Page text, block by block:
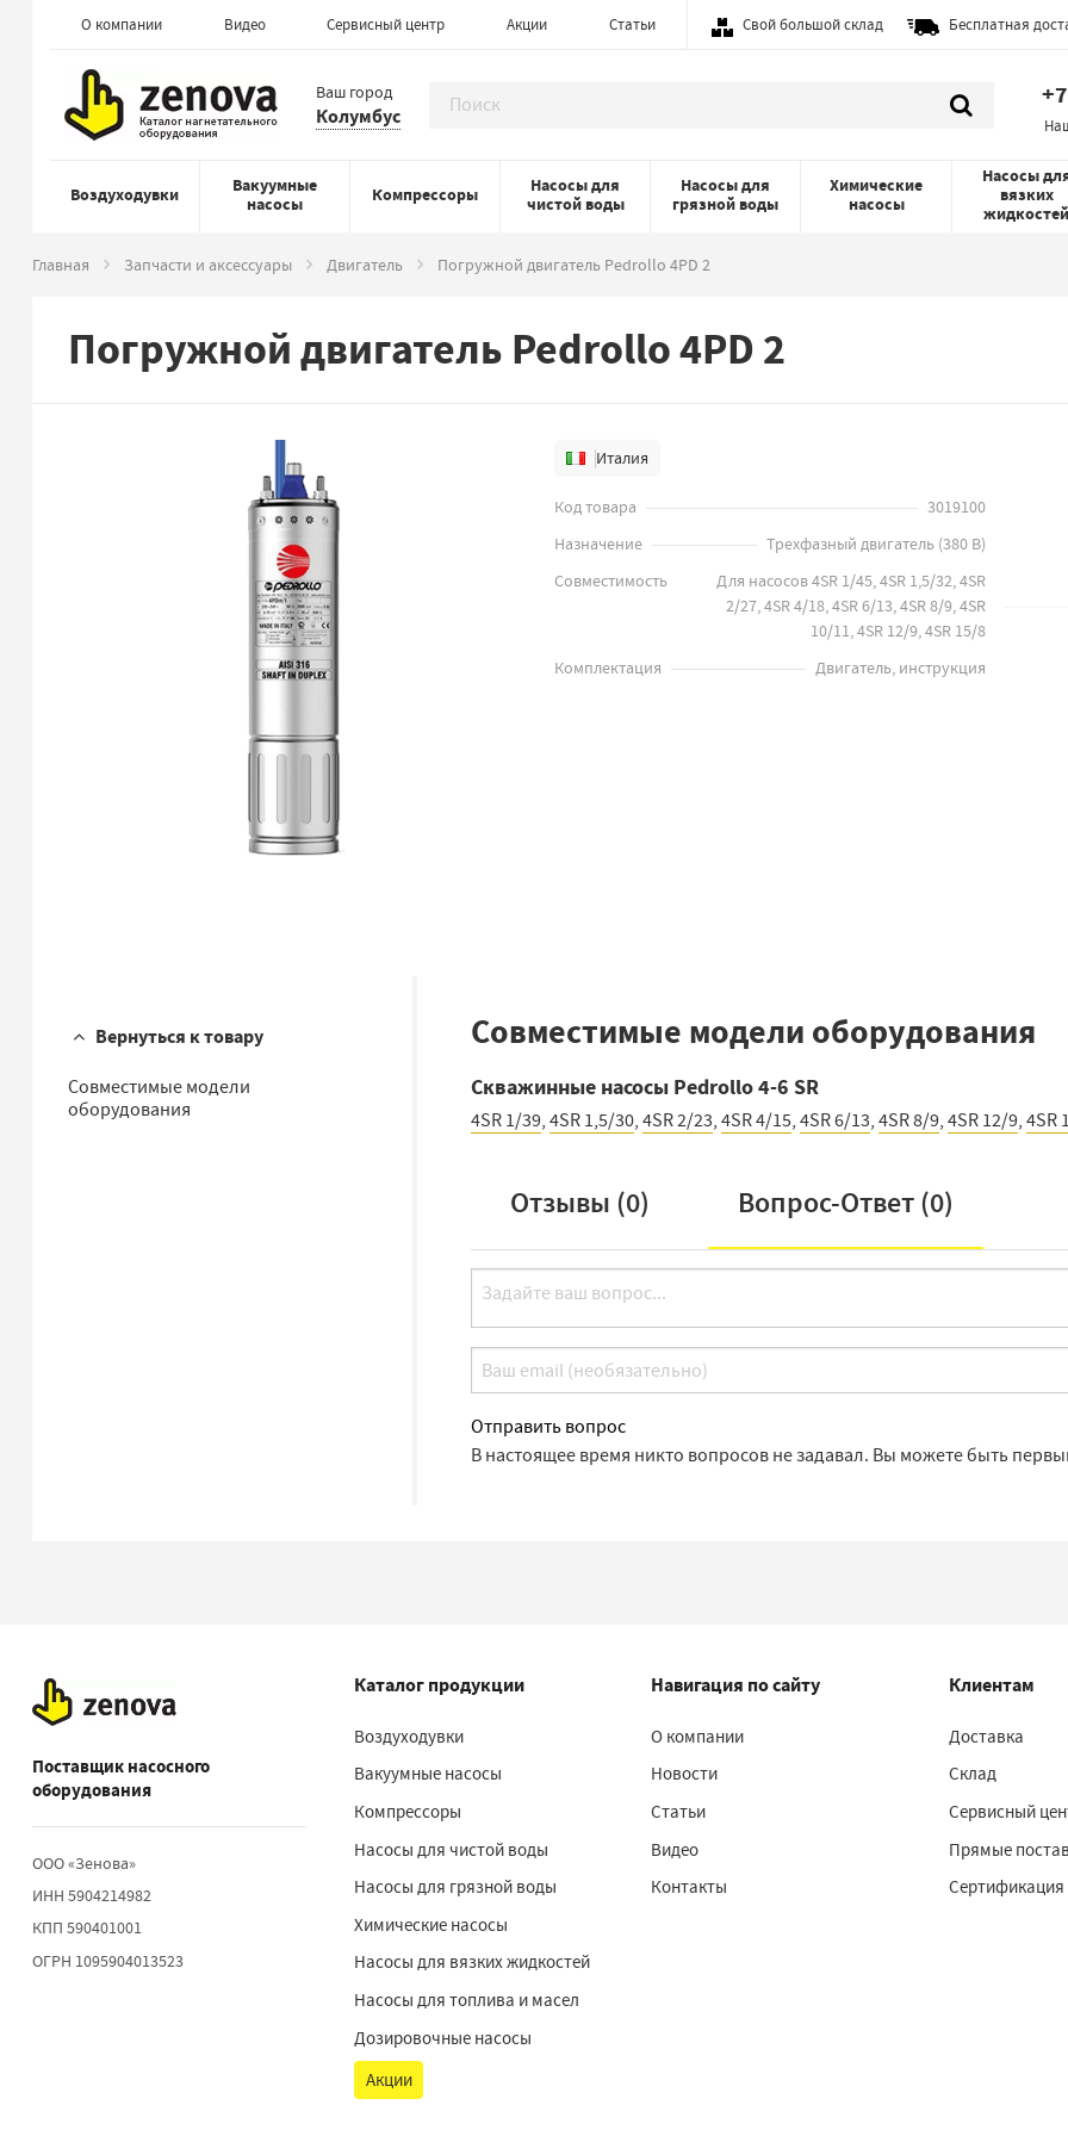
О компании Видео Сервисный центр Акции Статьи Свой большой склад Бесплатная
Ваш город
Колумбус
Воздуходувки
Вакуумные
насосы
Компрессоры
Насосы для
чистой воды
Насосы для
грязной воды
Химические
насосы
Насосы
вязких
жидкостей
Главная Запчасти и аксессуары Двигатель Погружной двигатель Pedrollo 4PD 2
Погружной двигатель Pedrollo 4PD 2
Италия
Код товара
3019100
Назначение
Трехфазный двигатель (380 В)
Совместимость
Для насосов 4SR 1/45, 4SR 1,5/32, 4SR
2/27, 4SR 4/18, 4SR 6/13, 4SR 8/9, 4SR
10/11, 4SR 12/9, 4SR 15/8
Комплектация
Двигатель, инструкция
Вернуться к товару
Совместимые модели
оборудования
Совместимые модели оборудования
Скважинные насосы Pedrollo 4-6 SR
4SR 1/39, 4SR 1,5/30, 4SR 2/23, 4SR 4/15, 4SR 6/13, 4SR 8/9, 4SR 12/9, 4SR
Отзывы (0) Вопрос-Ответ (0)
Отправить вопрос
В настоящее время никто вопросов не задавал. Вы можете быть
Поставщик насосного
оборудования
ООО «Зенова»
ИНН 5904214982
КПП 590401001
ОГРН 1095904013523
Каталог продукции
Воздуходувки
Вакуумные насосы
Компрессоры
Насосы для чистой воды
Насосы для грязной воды
Химические насосы
Насосы для вязких жидкостей
Насосы для топлива и масел
Дозировочные насосы
Акции
Навигация по сайту
О компании
Новости
Статьи
Видео
Контакты
Клиентам
Доставка
Склад
Сервисный
Прямые
Сертификация